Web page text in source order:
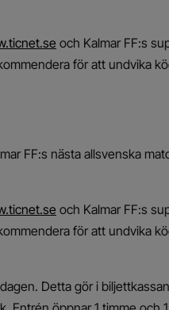
och Kalmar FF:s
för att undvika
FF:s nästa allsvenska
och Kalmar FF:s
för att undvika
Detta gör i